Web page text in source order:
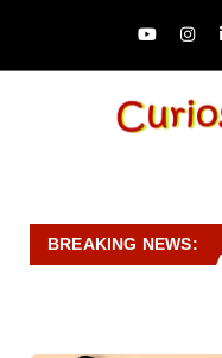
BREAKING NEWS: